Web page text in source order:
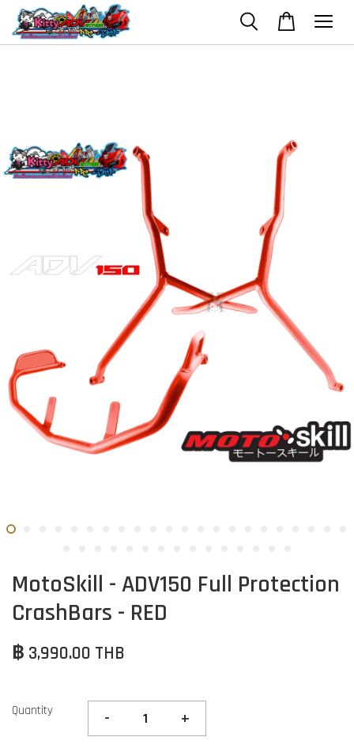
MotoSkill - ADV150 Full Protection
CrashBars - RED
฿ 3,990.00 THB
Quantity - +